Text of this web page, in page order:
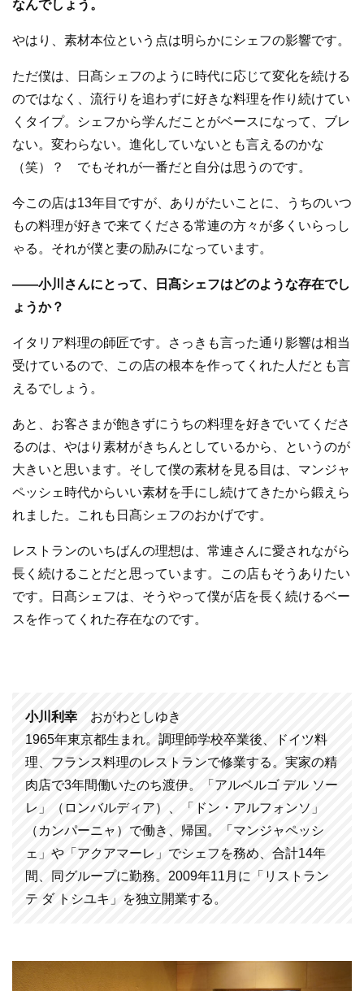
なんでしょう。
やはり、素材本位という点は明らかにシェフの影響です。
ただ僕は、日髙シェフのように時代に応じて変化を続ける
のではなく、流行りを追わずに好きな料理を作り続けてい
くタイプ。シェフから学んだことがベースになって、ブレ
ない。変わらない。進化していないとも言えるのかな
（笑）？ でもそれが一番だと自分は思うのです。
今この店は13年目ですが、ありがたいことに、うちのいつ
もの料理が好きで来てくださる常連の方々が多くいらっし
ゃる。それが僕と妻の励みになっています。
——小川さんにとって、日髙シェフはどのような存在でし
ょうか？
イタリア料理の師匠です。さっきも言った通り影響は相当
受けているので、この店の根本を作ってくれた人だとも言
えるでしょう。
あと、お客さまが飽きずにうちの料理を好きでいてくださ
るのは、やはり素材がきちんとしているから、というのが
大きいと思います。そして僕の素材を見る目は、マンジャ
ペッシェ時代からいい素材を手にし続けてきたから鍛えら
れました。これも日髙シェフのおかげです。
レストランのいちばんの理想は、常連さんに愛されながら
長く続けることだと思っています。この店もそうありたい
です。日髙シェフは、そうやって僕が店を長く続けるベー
スを作ってくれた存在なのです。
小川利幸 おがわとしゆき
1965年東京都生まれ。調理師学校卒業後、ドイツ料
理、フランス料理のレストランで修業する。実家の精
肉店で3年間働いたのち渡伊。「アルベルゴ デル ソー
レ」（ロンバルディア）、「ドン・アルフォンソ」
（カンパーニャ）で働き、帰国。「マンジャペッシ
ェ」や「アクアマーレ」でシェフを務め、合計14年
間、同グループに勤務。2009年11月に「リストラン
テ ダ トシユキ」を独立開業する。